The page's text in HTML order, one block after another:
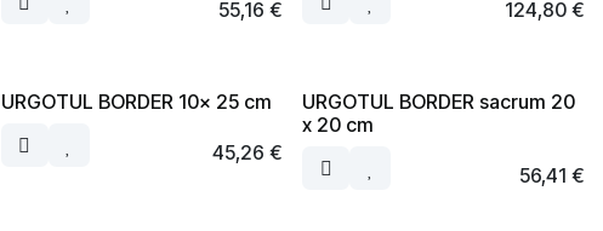
55,16 € 124,80€
URGOTUL BORDER 10x 25 cm
45,26 €
URGOTUL BORDER sacrum 20
x 20 cm
56,41 €